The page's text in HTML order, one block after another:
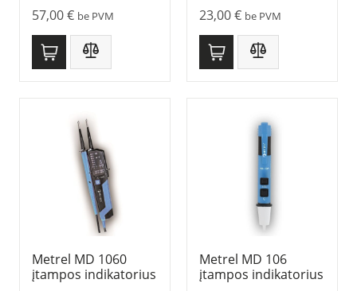
57,00€ be PVM 23,00€ be PVM
Metrel MD 1060
įtampos indikatorius
Metrel MD 106
įtampos indikatorius